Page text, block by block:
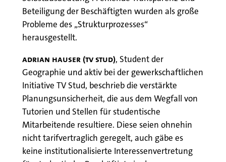
Beteiligung der Beschäftigten wurden als große
Probleme des „Strukturprozesses“
herausgestellt.
Adrian Hauser (TV Stud), Student der
Geographie und aktiv bei der gewerkschaftlichen
Initiative TV Stud, beschrieb die verstärkte
Planungsunsicherheit, die aus dem Wegfall von
Tutorien und Stellen für studentische
Mitarbeitende resultiere. Diese seien ohnehin
nicht tarifvertraglich geregelt, auch gäbe es
keine institutionalisierte Interessenvertretung